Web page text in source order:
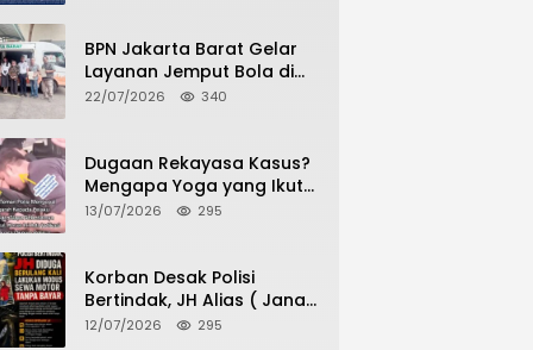
BPN Jakarta Barat Gelar
Layanan Jemput Bola di
Kantor Kecamatan Grogol
HGB ke SHM
22/07/2026 340
Dugaan Rekayasa Kasus?
Mengapa Yoga yang Ikut
Menangkap Pelaku
Tersangka?
13/07/2026 295
Korban Desak Polisi
Bertindak, JH Alias ( Jana
Haris) Diduga Berulang
12/07/2026 295